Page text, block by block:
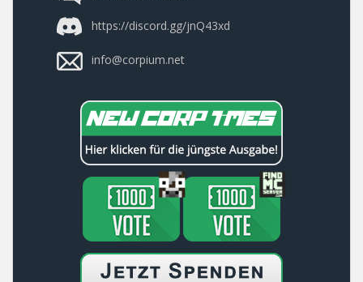
https://discord.gg/jnQ43xd
info@corpium.net